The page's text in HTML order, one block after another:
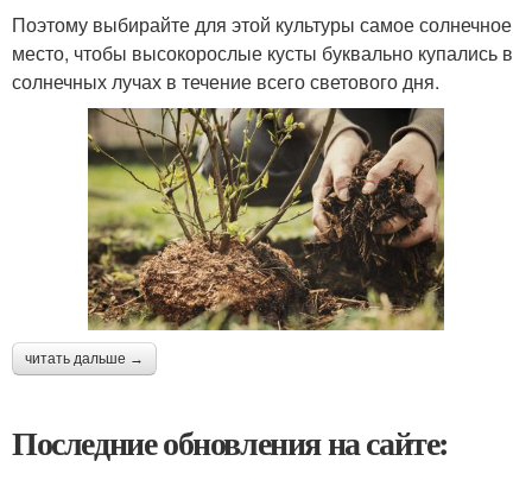
Поэтому выбирайте для этой культуры самое солнечное
место, чтобы высокорослые кусты буквально купались в
солнечных лучах в течение всего светового дня.
читать дальше →
Последние обновления на сайте: